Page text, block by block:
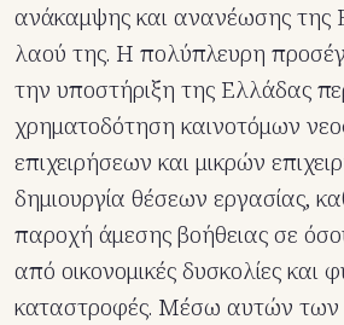
ανάκαμψης και ανανέωσης της
λαού της. Η πολύπλευρη
την υποστήριξη της Ελλάδας
χρηματοδότηση καινοτόμων
επιχειρήσεων και μικρών
δημιουργία θέσεων εργασίας,
παροχή άμεσης βοήθειας σε
από οικονομικές δυσκολίες και
καταστροφές. Μέσω αυτών